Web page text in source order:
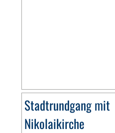
Stadtrundgang mit
Nikolaikirche